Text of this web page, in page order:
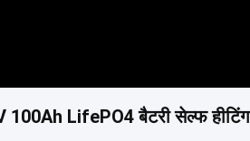
100Ah LifePO4 बैटरी सेल्फ हीटिंग